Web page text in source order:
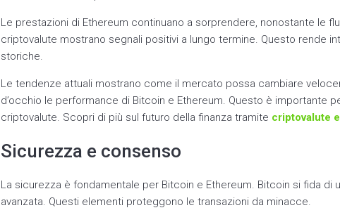
Le prestazioni di Ethereum continuano a sorprendere, nonostante le
criptovalute mostrano segnali positivi a lungo termine. Questo rende
storiche.
Le tendenze attuali mostrano come il mercato possa cambiare
d’occhio le performance di Bitcoin e Ethereum. Questo è importante
criptovalute. Scopri di più sul futuro della finanza tramite criptovalute
Sicurezza e consenso
La sicurezza è fondamentale per Bitcoin e Ethereum. Bitcoin si fida
avanzata. Questi elementi proteggono le transazioni da minacce.